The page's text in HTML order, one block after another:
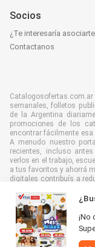
¡No
Socios
¿Te interesaría
Contactanos
semanales, folletos
de la Argentina
promociones de los
encontrar fácilmente
A menudo nuestro
recientes, incluso
verlos en el trabajo,
a tus favoritos y ahorrá
digitales contribuís a